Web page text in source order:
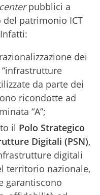
pubblici a
patrimonio ICT
dei
da parte dei
ricondotte ad
“A”;
il Polo Strategico
Digitali (PSN),
digitali
territorio nazionale,
garantiscono